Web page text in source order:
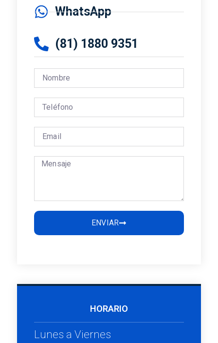
WhatsApp
(81) 1880 9351
ENVIAR
HORARIO
Lunes a Viernes